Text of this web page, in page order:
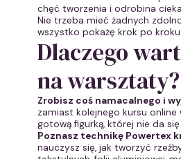
chęć tworzenia i odrobina
Nie trzeba mieć żadnych
wszystko pokażę krok po kroku.
Dlaczego
na warsztaty?
Zrobisz coś namacalnego i
zamiast kolejnego kursu
gotową figurką, której nie da
Poznasz technikę Powertex
nauczysz się, jak tworzyć